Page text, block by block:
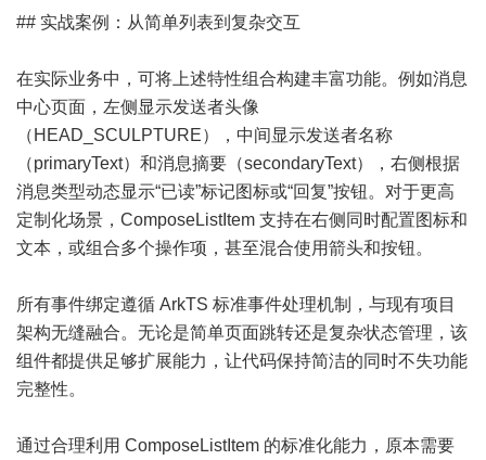
## 实战案例：从简单列表到复杂交互
在实际业务中，可将上述特性组合构建丰富功能。例如消息
中心页面，左侧显示发送者头像
（HEAD_SCULPTURE），中间显示发送者名称
（primaryText）和消息摘要（secondaryText），右侧根据
消息类型动态显示“已读”标记图标或“回复”按钮。对于更高
定制化场景，ComposeListItem 支持在右侧同时配置图标和
文本，或组合多个操作项，甚至混合使用箭头和按钮。
所有事件绑定遵循 ArkTS 标准事件处理机制，与现有项目
架构无缝融合。无论是简单页面跳转还是复杂状态管理，该
组件都提供足够扩展能力，让代码保持简洁的同时不失功能
完整性。
通过合理利用 ComposeListItem 的标准化能力，原本需要